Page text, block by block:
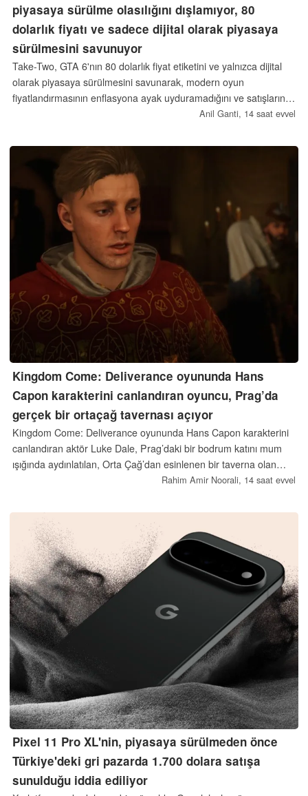
piyasaya sürülme olasılığını dışlamıyor, 80
dolarlık fiyatı ve sadece dijital olarak piyasaya
sürülmesini savunuyor
Take-Two, GTA 6'nın 80 dolarlık fiyat etiketini ve yalnızca dijital
olarak piyasaya sürülmesini savunarak, modern oyun
fiyatlandırmasının enflasyona ayak uyduramadığını ve satışlarının
%90'ından fazlasının zaten dijital olduğunu öne sürdü. Bununla
sürümünün piyasaya sürülme olasılığını tamamen dışlamadı.
Anil Ganti, 14 saat evvel
Kingdom Come: Deliverance oyununda Hans
Capon karakterini canlandıran oyuncu, Prag’da
gerçek bir ortaçağ tavernası açıyor
Kingdom Come: Deliverance oyununda Hans Capon karakterini
canlandıran aktör Luke Dale, Prag’daki bir bodrum katını mum
ışığında aydınlatılan, Orta Çağ’dan esinlenen bir taverna olan
Nobleman’a dönüştürüyor. 1 Ekim 2026’da açılması planlanan
kızartmaları ve bira servis edilecek.
Rahim Amir Noorali, 14 saat evvel
Pixel 11 Pro XL'nin, piyasaya sürülmeden önce
Türkiye'deki gri pazarda 1.700 dolara satışa
sunulduğu iddia ediliyor